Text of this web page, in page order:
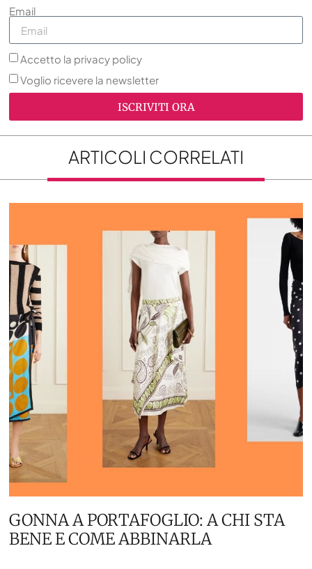
Email
Accetto la privacy policy
Voglio ricevere la newsletter
ISCRIVITI ORA
ARTICOLI CORRELATI
GONNA A PORTAFOGLIO: A CHI STA
BENE E COME ABBINARLA